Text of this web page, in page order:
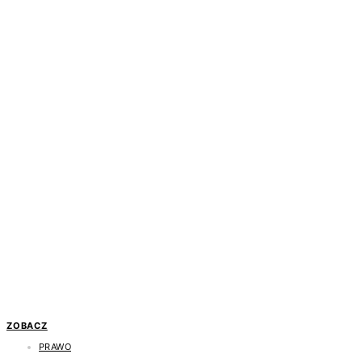
ZOBACZ
PRAWO